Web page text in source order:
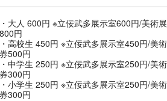
・大人 600円 ※立佞武多展示室600円/美術
800円
・高校生 450円 ※立佞武多展示室450円/美
券500円
・中学生 250円 ※立佞武多展示室250円/美
券300円
・小学生 250円 ※立佞武多展示室250円/美
券300円